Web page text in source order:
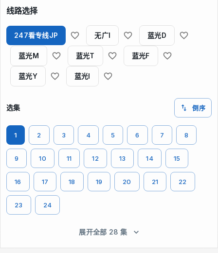
线路选择
247看专线JP 无广I 蓝光D
蓝光M 蓝光T 蓝光F
蓝光Y 蓝光I
选集 倒序
1 2 3 4 5 6 7 8
9 10 11 12 13 14 15
16 17 18 19 20 21 22
23 24
展开全部 28 集